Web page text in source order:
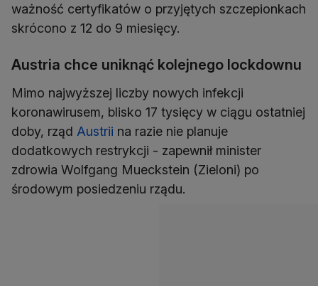
ważność certyfikatów o przyjętych szczepionkach
skrócono z 12 do 9 miesięcy.
Austria chce uniknąć kolejnego lockdownu
Mimo najwyższej liczby nowych infekcji
koronawirusem, blisko 17 tysięcy w ciągu ostatniej
doby, rząd Austrii na razie nie planuje
dodatkowych restrykcji - zapewnił minister
zdrowia Wolfgang Mueckstein (Zieloni) po
środowym posiedzeniu rządu.